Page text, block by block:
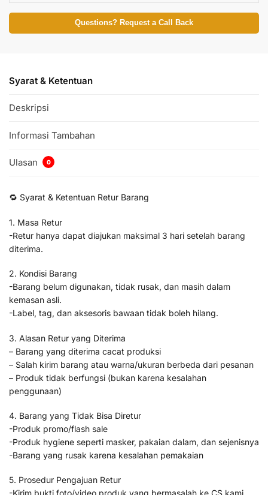
Questions? Request a Call Back
Syarat & Ketentuan
Deskripsi
Informasi Tambahan
Ulasan 0
🔁 Syarat & Ketentuan Retur Barang
1. Masa Retur
-Retur hanya dapat diajukan maksimal 3 hari setelah barang
diterima.
2. Kondisi Barang
-Barang belum digunakan, tidak rusak, dan masih dalam
kemasan asli.
-Label, tag, dan aksesoris bawaan tidak boleh hilang.
3. Alasan Retur yang Diterima
– Barang yang diterima cacat produksi
– Salah kirim barang atau warna/ukuran berbeda dari pesanan
– Produk tidak berfungsi (bukan karena kesalahan
penggunaan)
4. Barang yang Tidak Bisa Diretur
-Produk promo/flash sale
-Produk hygiene seperti masker, pakaian dalam, dan sejenisnya
-Barang yang rusak karena kesalahan pemakaian
5. Prosedur Pengajuan Retur